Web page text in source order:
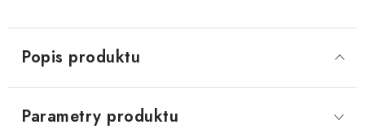
Popis produktu
Parametry produktu